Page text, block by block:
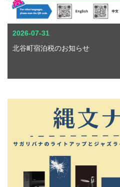
2026-07-31
北谷町宿泊税のお知らせ